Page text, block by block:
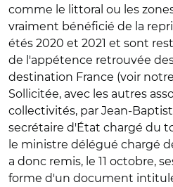
comme le littoral ou les
vraiment bénéficié de la
étés 2020 et 2021 et sont
de l'appétence retrouvée
destination France (voir notre
Sollicitée, avec les autres
collectivités, par Jean-
secrétaire d'État chargé du
le ministre délégué chargé
a donc remis, le 11 octobre,
forme d'un document